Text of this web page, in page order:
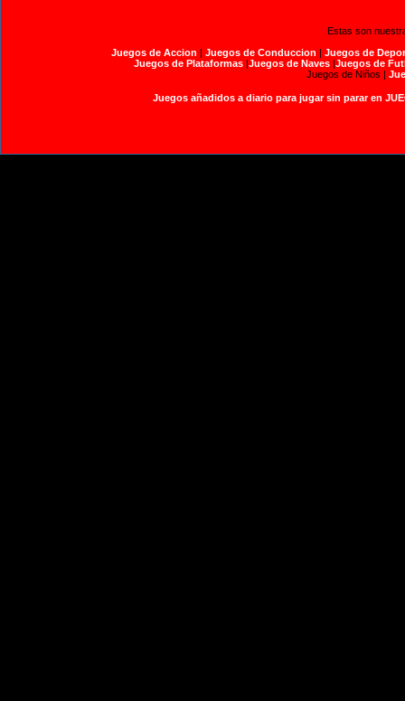
Estas son
Juegos de Accion | Juegos de Conduccion | Juegos de
Juegos de Plataformas|Juegos de Naves|Juegos de
Juegos de Niños |
Juegos añadidos a diario para jugar sin parar en